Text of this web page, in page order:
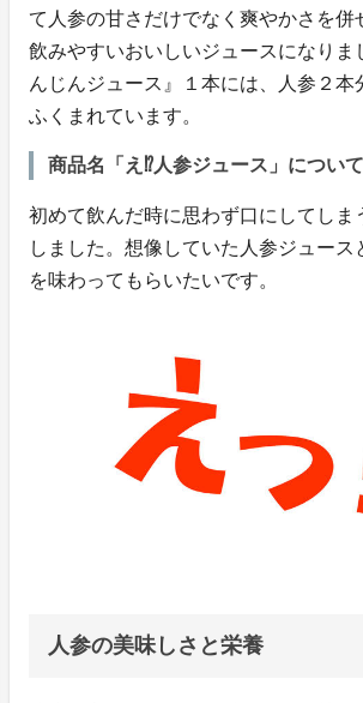
て人参の甘さだけでなく爽やかさを併
飲みやすいおいしいジュースになりま
んじんジュース』１本には、人参２本
ふくまれています。
商品名「え⁉人参ジュース」について
初めて飲んだ時に思わず口にしてしま
しました。想像していた人参ジュース
を味わってもらいたいです。
人参の美味しさと栄養